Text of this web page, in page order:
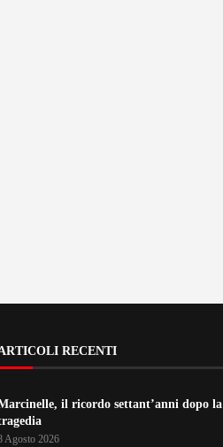
RECENTI
il ricordo settant’anni dopo la
Agosto 2026